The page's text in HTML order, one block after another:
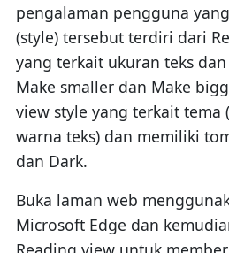
pengalaman pengguna
(style) tersebut terdiri dari
yang terkait ukuran teks
Make smaller dan Make
view style yang terkait tema
warna teks) dan memiliki
dan Dark.
Buka laman web
Microsoft Edge dan